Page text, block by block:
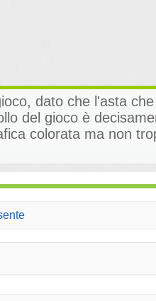
dato che l'asta
del gioco è
colorata ma non